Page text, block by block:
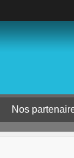
Nos